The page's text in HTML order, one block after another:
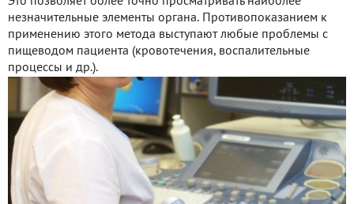
незначительные элементы органа. Противопоказанием к
применению этого метода выступают любые проблемы с
пищеводом пациента (кровотечения, воспалительные
процессы и др.).